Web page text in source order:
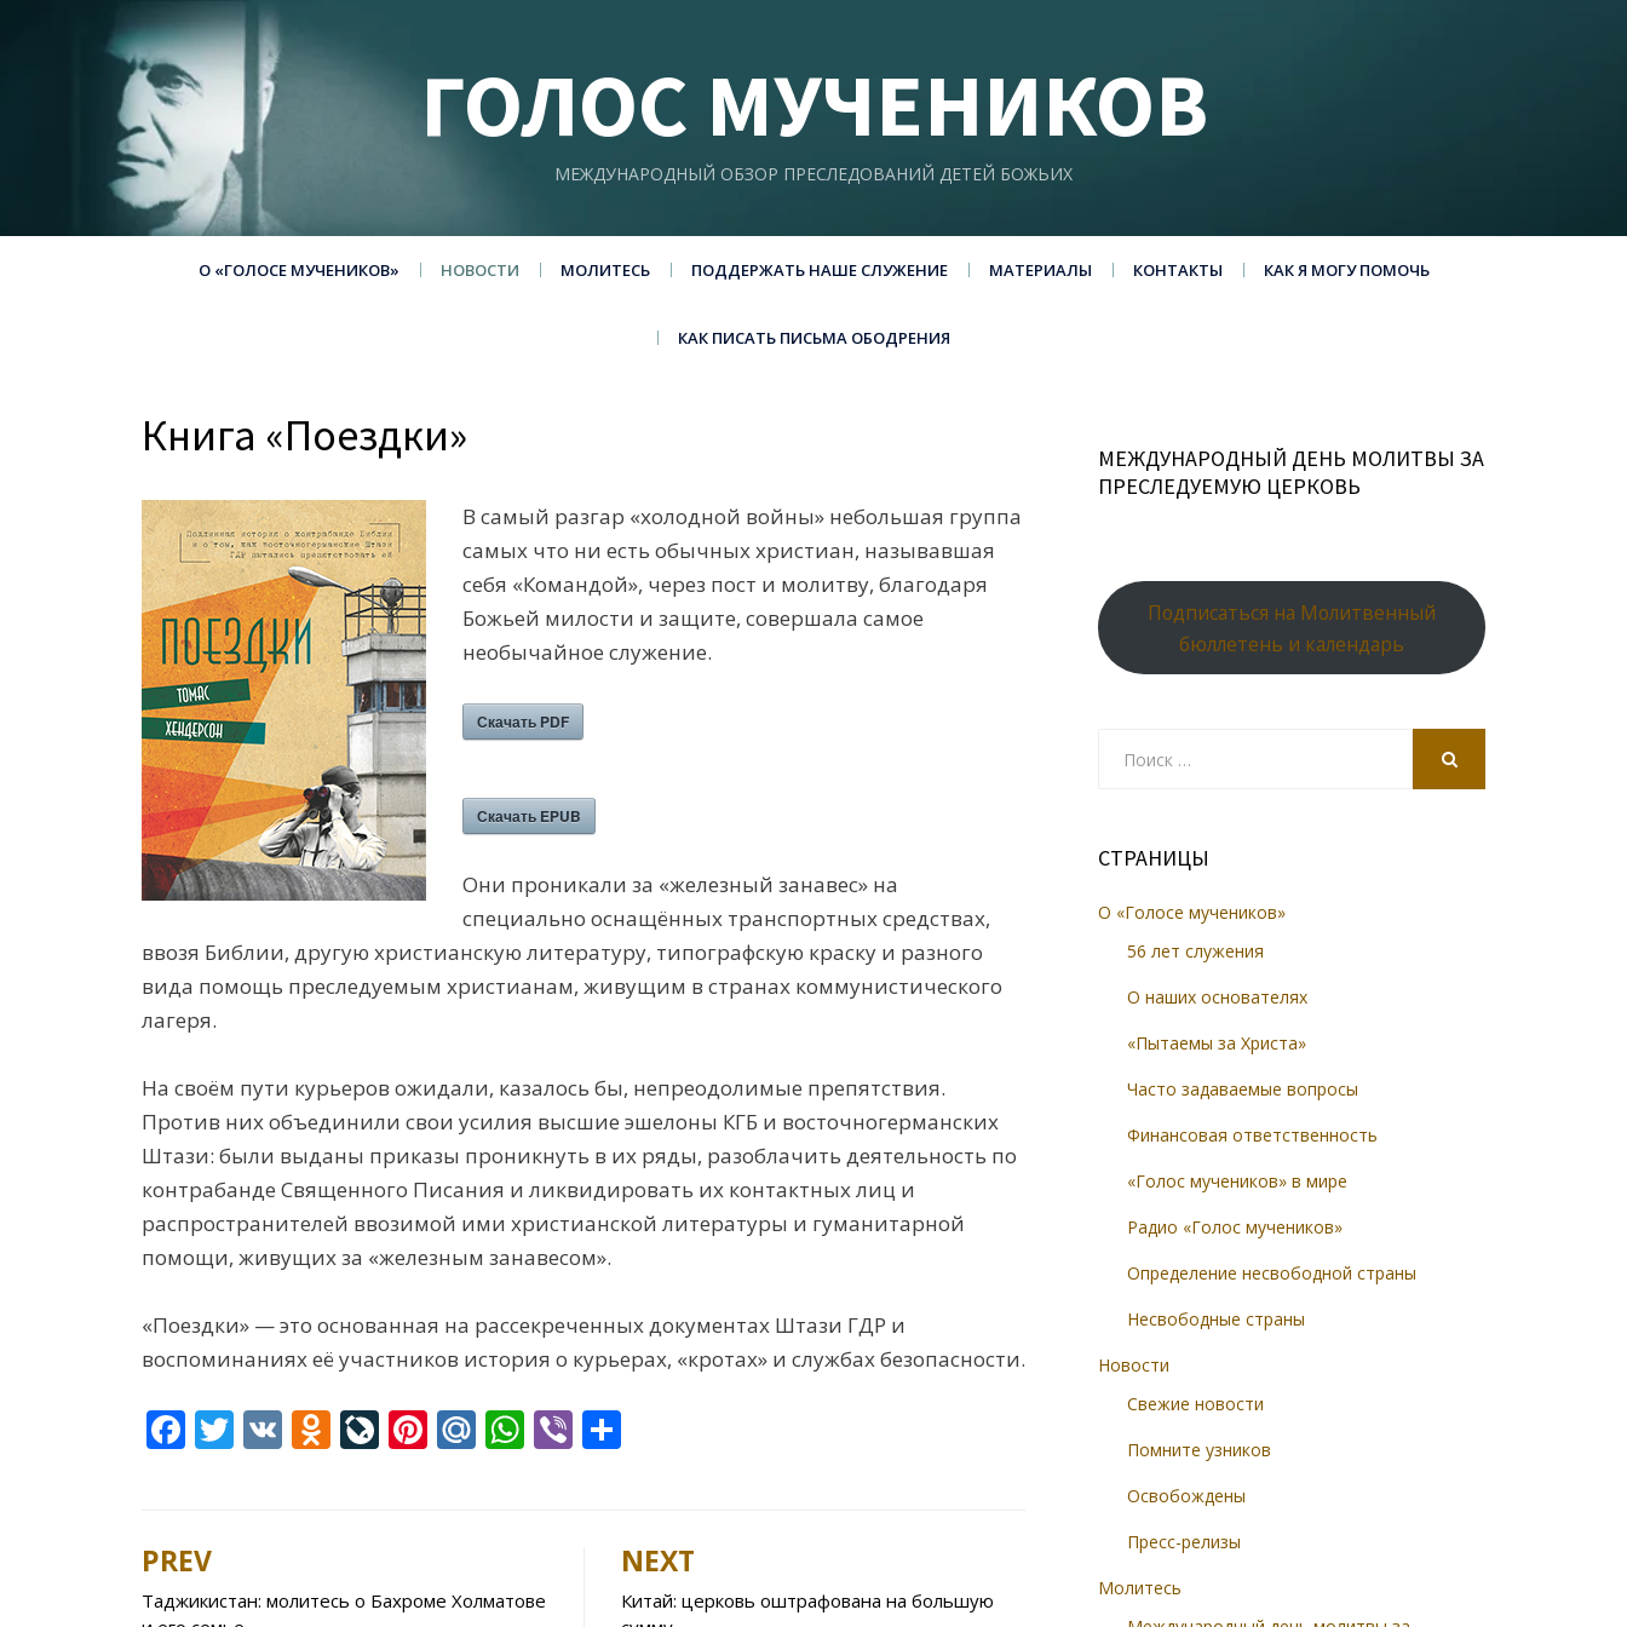
ГОЛОС МУЧЕНИКОВ
МЕЖДУНАРОДНЫЙ ОБЗОР ПРЕСЛЕДОВАНИЙ ДЕТЕЙ БОЖЬИХ
О «ГОЛОСЕ МУЧЕНИКОВ» НОВОСТИ МОЛИТЕСЬ ПОДДЕРЖАТЬ НАШЕ СЛУЖЕНИЕ МАТЕРИАЛЫ КОНТАКТЫ КАК Я МОГУ ПОМОЧЬ
КАК ПИСАТЬ ПИСЬМА ОБОДРЕНИЯ
Книга «Поездки»
В самый разгар «холодной войны» небольшая группа
самых что ни есть обычных христиан, называвшая
себя «Командой», через пост и молитву, благодаря
Божьей милости и защите, совершала самое
необычайное служение.
Скачать PDF
Скачать EPUB
Они проникали за «железный занавес» на
специально оснащённых транспортных средствах,
ввозя Библии, другую христианскую литературу, типографскую краску и разного
вида помощь преследуемым христианам, живущим в странах коммунистического
лагеря.
На своём пути курьеров ожидали, казалось бы, непреодолимые препятствия.
Против них объединили свои усилия высшие эшелоны КГБ и восточногерманских
Штази: были выданы приказы проникнуть в их ряды, разоблачить деятельность по
контрабанде Священного Писания и ликвидировать их контактных лиц и
распространителей ввозимой ими христианской литературы и гуманитарной
помощи, живущих за «железным занавесом».
«Поездки» — это основанная на рассекреченных документах Штази ГДР и
воспоминаниях её участников история о курьерах, «кротах» и службах безопасности.
F
b
o
T V O
kl
Li
u
Pi
st
M
u
W
A
Vi
e
Post
navigation
PREV
Таджикистан: молитесь о Бахроме Холматове
NEXT
Китай: церковь оштрафована на большую
МЕЖДУНАРОДНЫЙ ДЕНЬ МОЛИТВЫ ЗА
ПРЕСЛЕДУЕМУЮ ЦЕРКОВЬ
Подписаться на Молитвенный
бюллетень и календарь
СТРАНИЦЫ
О «Голосе мучеников»
56 лет служения
О наших основателях
«Пытаемы за Христа»
Часто задаваемые вопросы
Финансовая ответственность
«Голос мучеников» в мире
Радио «Голос мучеников»
Определение несвободной страны
Несвободные страны
Новости
Свежие новости
Помните узников
Освобождены
Пресс-релизы
Молитесь